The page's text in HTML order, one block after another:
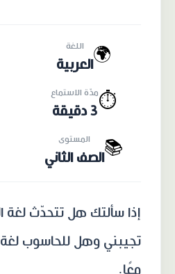
🌍 اللغة
العربية
⏱️مدّة الاستماع
3 دقيقة
📚 المستوى
الصف الثاني
إذا سألتك هل تتحدّث لغة
تجيبني وهل للحاسوب
معًا.